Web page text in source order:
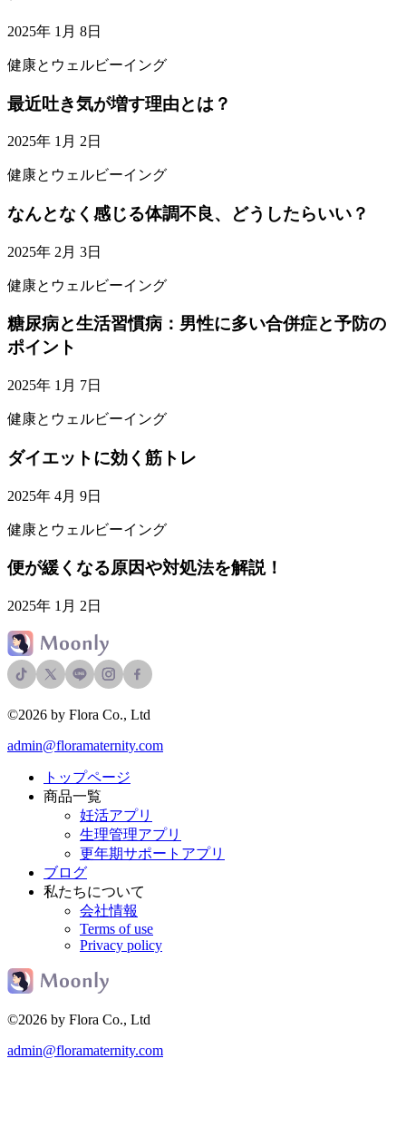
2025年 1月 8日
健康とウェルビーイング
最近吐き気が増す理由とは？
2025年 1月 2日
健康とウェルビーイング
なんとなく感じる体調不良、どうしたらいい？
2025年 2月 3日
健康とウェルビーイング
糖尿病と生活習慣病：男性に多い合併症と予防の
ポイント
2025年 1月 7日
健康とウェルビーイング
ダイエットに効く筋トレ
2025年 4月 9日
健康とウェルビーイング
便が緩くなる原因や対処法を解説！
2025年 1月 2日
©2026 by Flora Co., Ltd
admin@floramaternity.com
トップページ
商品一覧
妊活アプリ
生理管理アプリ
更年期サポートアプリ
ブログ
私たちについて
会社情報
Terms of use
Privacy policy
©2026 by Flora Co., Ltd
admin@floramaternity.com